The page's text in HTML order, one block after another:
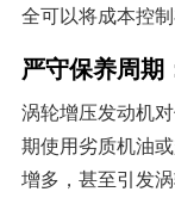
全可以将成本控制
严守保养周期
涡轮增压发动机
期使用劣质机油
增多，甚至引发